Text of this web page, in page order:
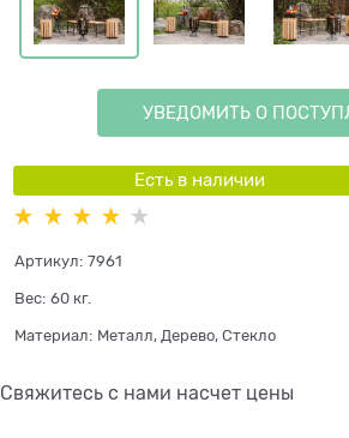
УВЕДОМИТЬ О
Есть в наличии
Артикул: 7961
Вес: 60 кг.
Материал: Металл, Дерево, Стекло
Свяжитесь с нами насчет цены